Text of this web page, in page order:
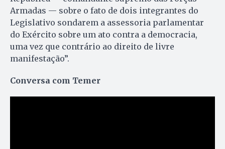
Armadas — sobre o fato de dois integrantes do
Legislativo sondarem a assessoria parlamentar
do Exército sobre um ato contra a democracia,
uma vez que contrário ao direito de livre
manifestação”.
Conversa com Temer